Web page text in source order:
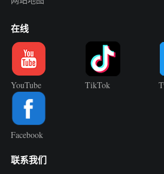
在线
YouTube TikTok
Facebook
联系我们